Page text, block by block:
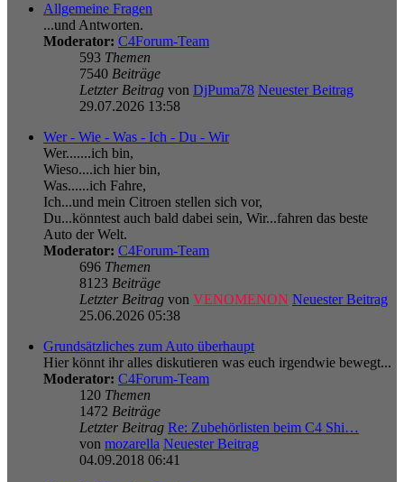
Allgemeine Fragen
...und Antworten.
Moderator: C4Forum-Team
593 Themen
7540 Beiträge
Letzter Beitrag von DjPuma78 Neuester Beitrag
29.07.2026 13:58
Wer - Wie - Was - Ich - Du - Wir
Wer.......ich bin,
Wieso....ich hier bin,
Was......ich Fahre,
Ich...und mein Citroen stellen sich vor,
Du...könntest auch bald dabei sein, Wir...fahren das beste
Auto der Welt.
Moderator: C4Forum-Team
696 Themen
8123 Beiträge
Letzter Beitrag von VENOMENON Neuester Beitrag
25.06.2026 05:38
Grundsätzliches zum Auto überhaupt
Hier könnt ihr alles diskutieren was euch irgendwie bewegt...
Moderator: C4Forum-Team
120 Themen
1472 Beiträge
Letzter Beitrag Re: Zubehörlisten beim C4 Shi…
von mozarella Neuester Beitrag
04.09.2018 06:41